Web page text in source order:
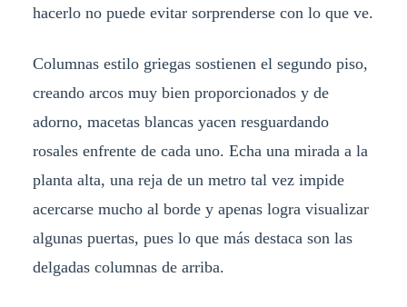
hacerlo no puede evitar sorprenderse con lo que ve.
Columnas estilo griegas sostienen el segundo piso,
creando arcos muy bien proporcionados y de
adorno, macetas blancas yacen resguardando
rosales enfrente de cada uno. Echa una mirada a la
planta alta, una reja de un metro tal vez impide
acercarse mucho al borde y apenas logra visualizar
algunas puertas, pues lo que más destaca son las
delgadas columnas de arriba.